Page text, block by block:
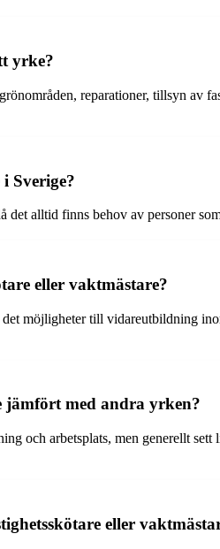
yrke?
reparationer, tillsyn av
Sverige?
alltid finns behov av personer
eller vaktmästare?
möjligheter till vidareutbildning
jämfört med andra yrken?
och arbetsplats, men generellt
eller